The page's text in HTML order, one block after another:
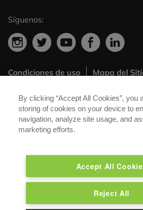
Síguenos:
Menú
Extra
Condiciones de uso Mapa del
Políticas Carglass ® Canal Speak
empresas afiliadas.
By clicking “Accept All Cookies”, you
storing of cookies on your device to
navigation, analyze site usage, and
marketing efforts.
Accept All
Reject All